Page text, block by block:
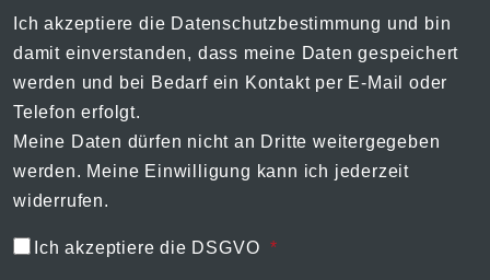
Ich akzeptiere die Datenschutzbestimmung und bin
damit einverstanden, dass meine Daten gespeichert
werden und bei Bedarf ein Kontakt per E-Mail oder
Telefon erfolgt.
Meine Daten dürfen nicht an Dritte weitergegeben
werden. Meine Einwilligung kann ich jederzeit
widerrufen.
Ich akzeptiere die DSGVO